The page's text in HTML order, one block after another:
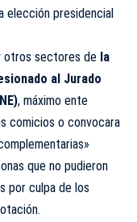
elección presidencial
otros sectores de la
al Jurado
, máximo ente
comicios o convocara
que no pudieron
por culpa de los